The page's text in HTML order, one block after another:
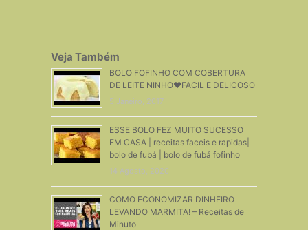
Veja Também
BOLO FOFINHO COM COBERTURA
DE LEITE NINHO❤FACIL E DELICOSO
5 Janeiro, 2017
ESSE BOLO FEZ MUITO SUCESSO
EM CASA | receitas faceis e rapidas|
bolo de fubá | bolo de fubá fofinho
14 Agosto, 2020
COMO ECONOMIZAR DINHEIRO
LEVANDO MARMITA! – Receitas de
Minuto